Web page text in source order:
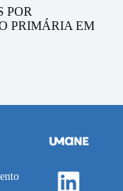
POR
PRIMÁRIA EM